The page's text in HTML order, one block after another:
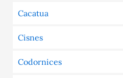
Cacatua
Cisnes
Codornices